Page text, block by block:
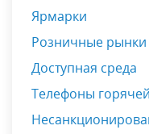
Ярмарки
Розничные рынки
Доступная среда
Телефоны